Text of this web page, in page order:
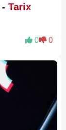
Tarix
0 0